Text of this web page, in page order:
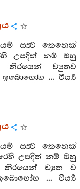
සත්‍ව කෙනෙක්
උපදිත් නම් ඔහු
නිරයෙන් ච්‍යුතව
... වීර්‍ය්‍ය
සත්‍ව කෙනෙක්
උපදිත් නම් ඔහු
නිරයෙන් ච්‍යුත ව
... වීර්‍ය්‍ය